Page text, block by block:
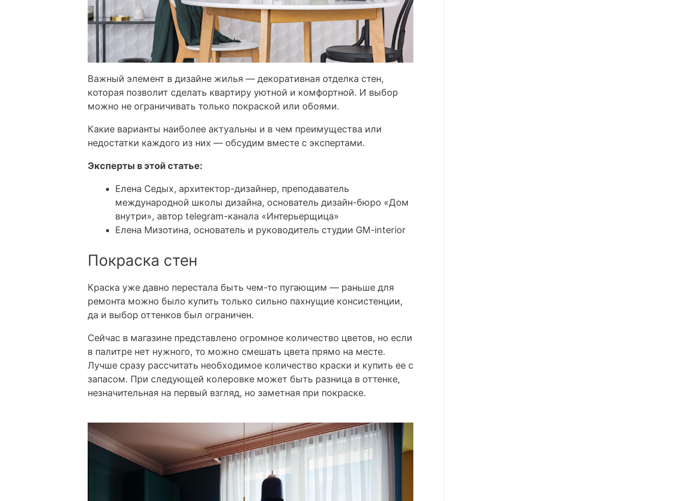
Важный элемент в дизайне жилья — декоративная отделка стен,
которая позволит сделать квартиру уютной и комфортной. И выбор
можно не ограничивать только покраской или обоями.
Какие варианты наиболее актуальны и в чем преимущества или
недостатки каждого из них — обсудим вместе с экспертами.
Эксперты в этой статье:
Елена Седых, архитектор-дизайнер, преподаватель
международной школы дизайна, основатель дизайн-бюро «Дом
внутри», автор telegram-канала «Интерьерщица»
Елена Мизотина, основатель и руководитель студии GM-interior
Покраска стен
Краска уже давно перестала быть чем-то пугающим — раньше для
ремонта можно было купить только сильно пахнущие консистенции,
да и выбор оттенков был ограничен.
Сейчас в магазине представлено огромное количество цветов, но если
в палитре нет нужного, то можно смешать цвета прямо на месте.
Лучше сразу рассчитать необходимое количество краски и купить ее с
запасом. При следующей колеровке может быть разница в оттенке,
незначительная на первый взгляд, но заметная при покраске.